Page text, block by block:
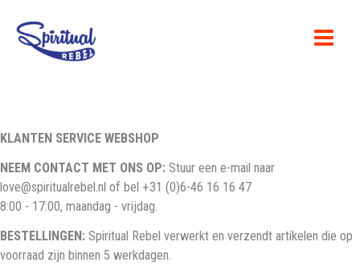
naar
KLANTEN SERVICE WEBSHOP
NEEM CONTACT MET ONS OP: Stuur een e-mail naar
love@spiritualrebel.nl of bel +31 (0)6-46 16 16 47
8:00 - 17:00, maandag - vrijdag.
BESTELLINGEN: Spiritual Rebel verwerkt en verzendt artikelen die op
voorraad zijn binnen 5 werkdagen.